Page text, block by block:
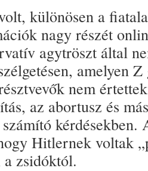
különösen a
nagy részét
agytröszt által
amelyen
nem
az abortusz és
kérdésekben.
Hitlernek voltak
zsidóktól.